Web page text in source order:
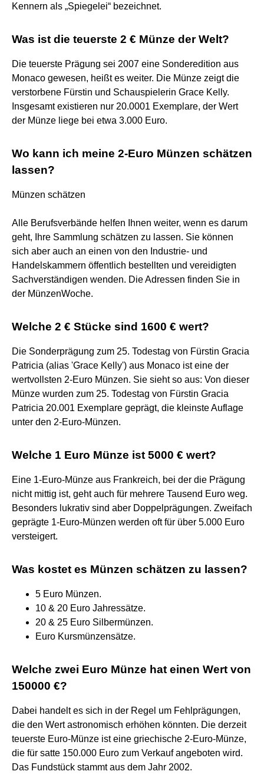
Kennern als „Spiegelei“ bezeichnet.
Was ist die teuerste 2 € Münze der Welt?
Die teuerste Prägung sei 2007 eine Sonderedition aus
Monaco gewesen, heißt es weiter. Die Münze zeigt die
verstorbene Fürstin und Schauspielerin Grace Kelly.
Insgesamt existieren nur 20.0001 Exemplare, der Wert
der Münze liege bei etwa 3.000 Euro.
Wo kann ich meine 2-Euro Münzen schätzen
lassen?
Münzen schätzen
Alle Berufsverbände helfen Ihnen weiter, wenn es darum
geht, Ihre Sammlung schätzen zu lassen. Sie können
sich aber auch an einen von den Industrie- und
Handelskammern öffentlich bestellten und vereidigten
Sachverständigen wenden. Die Adressen finden Sie in
der MünzenWoche.
Welche 2 € Stücke sind 1600 € wert?
Die Sonderprägung zum 25. Todestag von Fürstin Gracia
Patricia (alias 'Grace Kelly') aus Monaco ist eine der
wertvollsten 2-Euro Münzen. Sie sieht so aus: Von dieser
Münze wurden zum 25. Todestag von Fürstin Gracia
Patricia 20.001 Exemplare geprägt, die kleinste Auflage
unter den 2-Euro-Münzen.
Welche 1 Euro Münze ist 5000 € wert?
Eine 1-Euro-Münze aus Frankreich, bei der die Prägung
nicht mittig ist, geht auch für mehrere Tausend Euro weg.
Besonders lukrativ sind aber Doppelprägungen. Zweifach
geprägte 1-Euro-Münzen werden oft für über 5.000 Euro
versteigert.
Was kostet es Münzen schätzen zu lassen?
5 Euro Münzen.
10 & 20 Euro Jahressätze.
20 & 25 Euro Silbermünzen.
Euro Kursmünzensätze.
Welche zwei Euro Münze hat einen Wert von
150000 €?
Dabei handelt es sich in der Regel um Fehlprägungen,
die den Wert astronomisch erhöhen könnten. Die derzeit
teuerste Euro-Münze ist eine griechische 2-Euro-Münze,
die für satte 150.000 Euro zum Verkauf angeboten wird.
Das Fundstück stammt aus dem Jahr 2002.